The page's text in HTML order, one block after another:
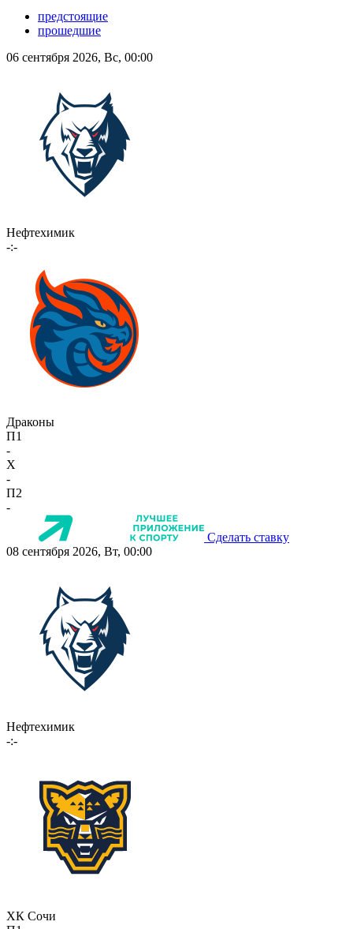
предстоящие
прошедшие
06 сентября 2026, Вс, 00:00
Нефтехимик
-:-
Драконы
П1
-
X
-
П2
-
Сделать ставку
08 сентября 2026, Вт, 00:00
Нефтехимик
-:-
ХК Сочи